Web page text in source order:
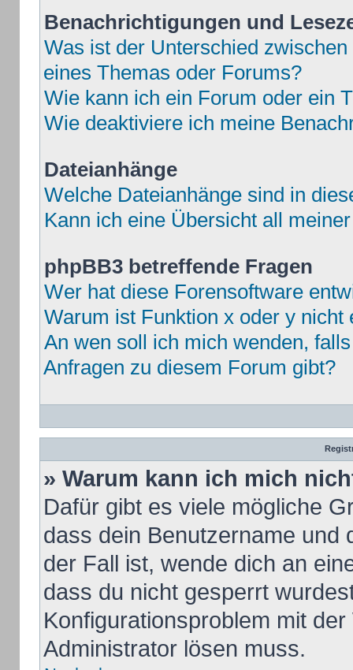
Benachrichtigungen und
Was ist der Unterschied
eines Themas oder Forums?
Wie kann ich ein Forum oder ein
Wie deaktiviere ich meine
Dateianhänge
Welche Dateianhänge sind in
Kann ich eine Übersicht all
phpBB3 betreffende Fragen
Wer hat diese Forensoftware
Warum ist Funktion x oder y nicht
An wen soll ich mich wenden,
Anfragen zu diesem Forum gibt?
» Warum kann ich mich
Dafür gibt es viele mögliche
dass dein Benutzername und
der Fall ist, wende dich an
dass du nicht gesperrt
Konfigurationsproblem mit
Administrator lösen muss.